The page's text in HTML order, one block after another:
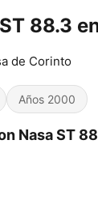
88.3
de Corinto
Años 2000
Nasa ST